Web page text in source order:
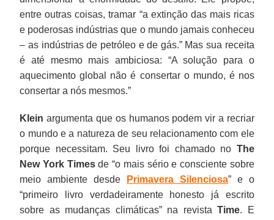
entre outras coisas, tramar “a extinção das mais ricas
e poderosas indústrias que o mundo jamais conheceu
– as indústrias de petróleo e de gás.” Mas sua receita
é até mesmo mais ambiciosa: “A solução para o
aquecimento global não é consertar o mundo, é nos
consertar a nós mesmos.”
Klein argumenta que os humanos podem vir a recriar
o mundo e a natureza de seu relacionamento com ele
porque necessitam. Seu livro foi chamado no The
New York Timesde “o mais sério e consciente sobre
meio ambiente desde
Primavera Silenciosa” e o
“primeiro livro verdadeiramente honesto já escrito
sobre as mudanças climáticas” na revistaTime. E